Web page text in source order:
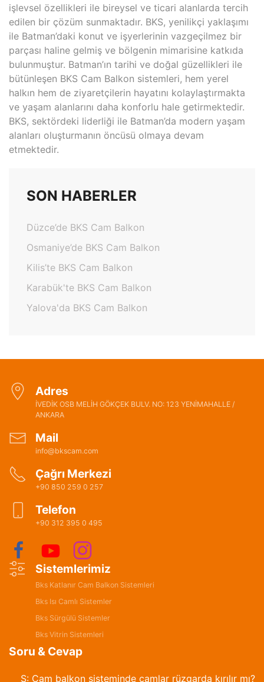
işlevsel özellikleri ile bireysel ve ticari alanlarda tercih
edilen bir çözüm sunmaktadır. BKS, yenilikçi yaklaşımı
ile Batman’daki konut ve işyerlerinin vazgeçilmez bir
parçası haline gelmiş ve bölgenin mimarisine katkıda
bulunmuştur. Batman’ın tarihi ve doğal güzellikleri ile
bütünleşen BKS Cam Balkon sistemleri, hem yerel
halkın hem de ziyaretçilerin hayatını kolaylaştırmakta
ve yaşam alanlarını daha konforlu hale getirmektedir.
BKS, sektördeki liderliği ile Batman’da modern yaşam
alanları oluşturmanın öncüsü olmaya devam
etmektedir.
SON HABERLER
Düzce’de BKS Cam Balkon
Osmaniye’de BKS Cam Balkon
Kilis’te BKS Cam Balkon
Karabük'te BKS Cam Balkon
Yalova'da BKS Cam Balkon
Adres
İVEDİK OSB MELİH GÖKÇEK BULV. NO: 123 YENİMAHALLE /
ANKARA
Mail
info@bkscam.com
Çağrı Merkezi
+90 850 259 0 257
Telefon
+90 312 395 0 495
Sistemlerimiz
Bks Katlanır Cam Balkon Sistemleri
Bks Isı Camlı Sistemler
Bks Sürgülü Sistemler
Bks Vitrin Sistemleri
Soru & Cevap
S: Cam balkon sisteminde camlar rüzgarda kırılır mı?